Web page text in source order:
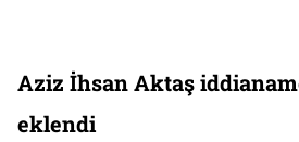
Aziz İhsan Aktaş
eklendi